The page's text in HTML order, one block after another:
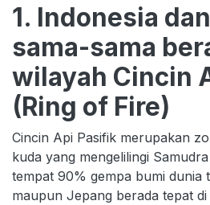
1. Indonesia
sama-sama
wilayah Cincin
(Ring of Fire)
Cincin Api Pasifik merupakan
kuda yang mengelilingi
tempat 90% gempa bumi dunia
maupun Jepang berada tepat